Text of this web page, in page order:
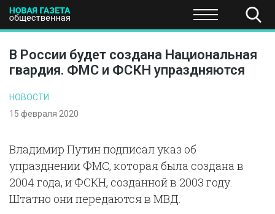
ПОЛИТИКА ЭКОНОМИКА НАУКА И
В России будет создана Национальная
гвардия. ФМС и ФСКН упраздняются
НОВОСТИ
15 февраля 2020
Владимир Путин подписал указ об
упразднении ФМС, которая была создана в
2004 года, и ФСКН, созданной в 2003 году.
Штатно они передаются в МВД.